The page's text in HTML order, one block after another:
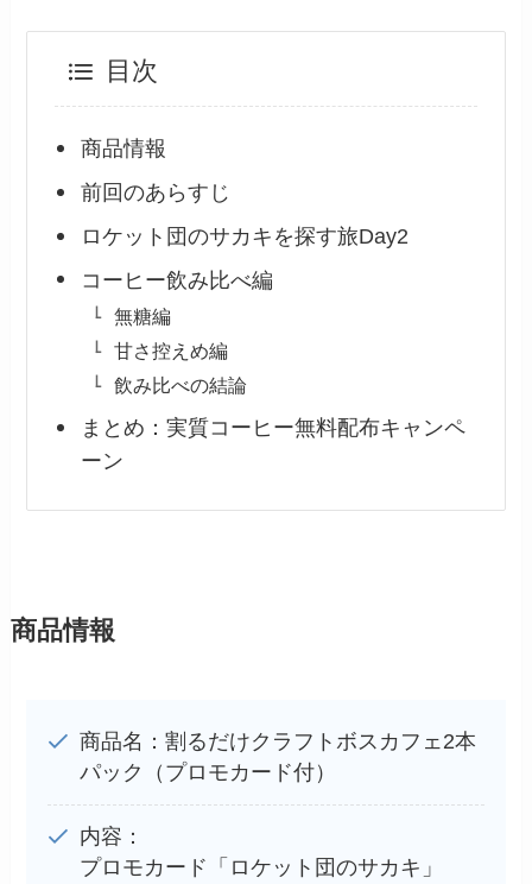
目次
商品情報
前回のあらすじ
ロケット団のサカキを探す旅Day2
コーヒー飲み比べ編
無糖編
甘さ控えめ編
飲み比べの結論
まとめ：実質コーヒー無料配布キャンペ
ーン
商品情報
商品名：割るだけクラフトボスカフェ2本
パック（プロモカード付）
内容：
プロモカード「ロケット団のサカキ」